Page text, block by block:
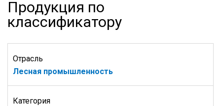
Продукция по
классификатору
Отрасль
Лесная промышленность
Категория